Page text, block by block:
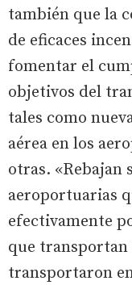
también que la
de eficaces
fomentar el
objetivos del
tales como
aérea en los
otras. «Rebajan
aeroportuarias
efectivamente
que transportan
transportaron